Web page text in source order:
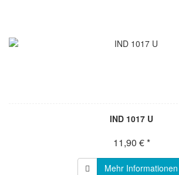
IND 1017 U
11,90 € *
Mehr Informationen